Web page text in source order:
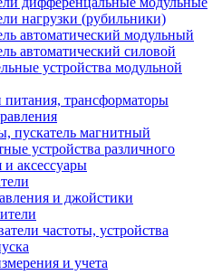
нагрузки (рубильники)
автоматический модульный
автоматический силовой
устройства модульной
трансформаторы
пускатель магнитный
устройства различного
и аксессуары
и джойстики
частоты, устройства
и учета